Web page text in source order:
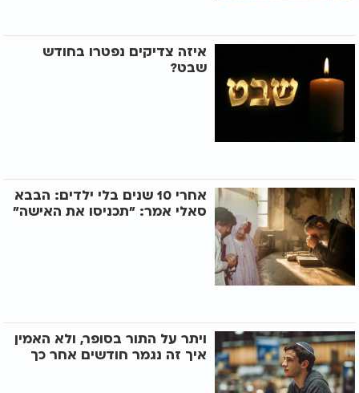
איזה צדיקים נפטרו בחודש
שבט?
אחרי 10 שנים בלי ילדים: הבבא
סאלי אמר: "תכניסו את האישה"
ויתר על התור בסופר, ולא האמין
איך זה נגמר חודשים אחר כך